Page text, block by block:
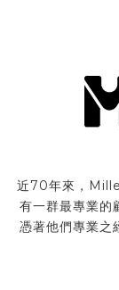
近70年來，
有一群最專業的
憑著他們專業之